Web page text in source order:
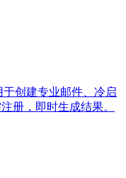
于创建专业邮件、冷启
册，即时生成结果。